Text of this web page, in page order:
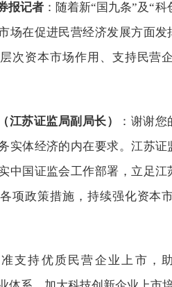
报记者 ：随着新“国九条”及“
场在促进民营经济发展方面
次资本市场作用、支持民营
江苏证监局副局长）
：谢谢
实体经济的内在要求。江苏
中国证监会工作部署，立足
项政策措施，持续强化资本
支持优质民营企业上市，